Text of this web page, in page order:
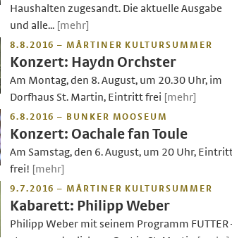
Haushalten zugesandt. Die aktuelle Ausgabe
und alle... [mehr]
8.8.2016 – MÅRTINER KULTURSUMMER
Konzert: Haydn Orchster
Am Montag, den 8. August, um 20.30 Uhr, im
Dorfhaus St. Martin, Eintritt frei [mehr]
6.8.2016 – BUNKER MOOSEUM
Konzert: Oachale fan Toule
Am Samstag, den 6. August, um 20 Uhr,
frei! [mehr]
9.7.2016 – MÅRTINER KULTURSUMMER
Kabarett: Philipp Weber
Philipp Weber mit seinem Programm FUTTER